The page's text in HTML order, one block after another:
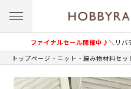
ファイナルセール開催中♪＼リバ
トップページ ニット 編み物材料セッ